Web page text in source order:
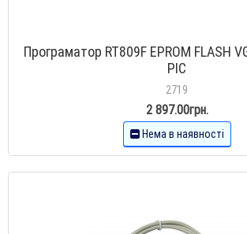
Програматор RT809F EPROM FLASH
PIC
2719
2 897.00грн.
Нема в наявності